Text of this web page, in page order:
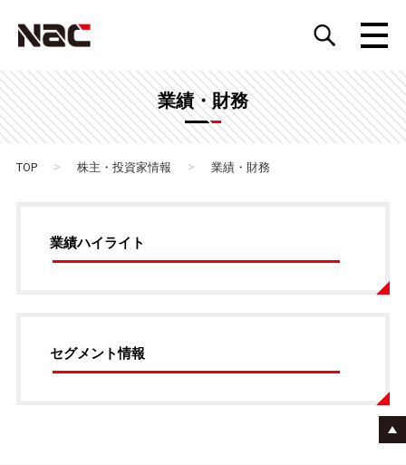
業績・財務
TOP > 株主・投資家情報 > 業績・財務
業績ハイライト
セグメント情報